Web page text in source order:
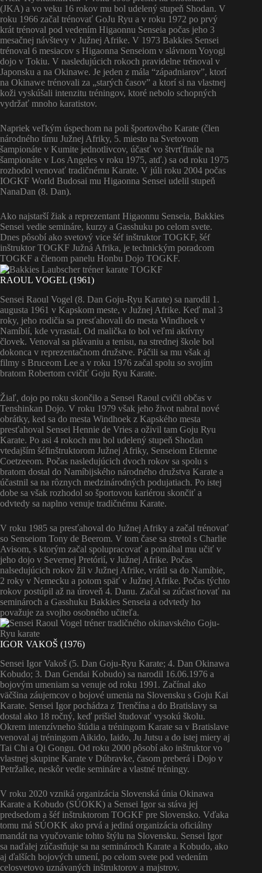
(JKA) a vo veku 16 rokov mu bol udelený stupeň Shodan. V
roku 1966 začal trénovať GoJu Ryu a v roku 1972 po prvý
krát trénoval pod vedením Higaonnu Senseia počas jeho 3
mesačnej návštevy v Južnej Afrike. V 1973 Bakkies Sensei
trénoval 6 mesiacov s Higaonna Senseiom v slávnom Yoyogi
dojo v Tokiu. V nasledujúcich rokoch pravidelne trénoval v
Japonsku a na Okinawe. Je jeden z mála “západniarov”, ktorí
na Okinawe trénovali za „starých časov” a ktorí si na vlastnej
koži vyskúšali intenzitu tréningov, ktoré nebolo schopných
vydržať mnoho karatistov.
Napriek veľkým úspechom na poli športového Karate (člen
národného tímu Južnej Afriky, 5. miesto na Svetovom
šampionáte v Kumite jednotlivcov, účasť vo štvrťfinále na
šampionáte v Los Angeles v roku 1975, atď.) sa od roku 1975
rozhodol venovať tradičnému Karate. V júli roku 2004 počas
IOGKF World Budosai mu Higaonna Sensei udelil stupeň
NanaDan (8. Dan).
Ako najstarší žiak a reprezentant Higaonnu Senseia, Bakkies
Sensei vedie semináre, kurzy a Gasshuku po celom svete.
Dnes pôsobí ako svetový vice šéf inštruktor TOGKF, šéf
inštruktor TOGKF Južná Afrika, je technickým poradcom
TOGKF a členom panelu Honbu Dojo TOGKF.
RAOUL VOGEL (1961)
Sensei Raoul Vogel (8. Dan Goju-Ryu Karate) sa narodil 1.
augusta 1961 v Kapskom meste, v Južnej Afrike. Keď mal 3
roky, jeho rodičia sa presťahovali do mesta Windhoek v
Namíbií, kde vyrastal. Od malička to bol veľmi aktívny
človek. Venoval sa plávaniu a tenisu, na strednej škole bol
dokonca v reprezentačnom družstve. Páčili sa mu však aj
filmy s Bruceom Lee a v roku 1976 začal spolu so svojím
bratom Robertom cvičiť Goju Ryu Karate.
Žiaľ, dojo po roku skončilo a Sensei Raoul cvičil občas v
Tenshinkan Dojo. V roku 1979 však jeho život nabral nové
obrátky, ked sa do mesta Windhoek z Kapského mesta
presťahoval Sensei Hennie de Vries a oživil tam Goju Ryu
Karate. Po asi 4 rokoch mu bol udelený stupeň Shodan
vtedajším šéfinštruktorom Južnej Afriky, Senseiom Etienne
Coetzeeom. Počas nasledujúcich dvoch rokov sa spolu s
bratom dostal do Namíbijského národného družstva Karate a
účastnil sa na rôznych medzinárodných podujatiach. Po istej
dobe sa však rozhodol so športovou kariérou skončiť a
odvtedy sa naplno venuje tradičnému Karate.
V roku 1985 sa presťahoval do Južnej Afriky a začal trénovať
so Senseiom Tony de Beerom. V tom čase sa stretol s Charlie
Avisom, s ktorým začal spolupracovať a pomáhal mu učiť v
jeho dojo v Severnej Pretórií, v Južnej Afrike. Počas
nalsedujúcich rokov žil v Južnej Afrike, vrátil sa do Namíbie,
2 roky v Nemecku a potom späť v Južnej Afrike. Počas týchto
rokov postúpil až na úroveň 4. Danu. Začal sa zúčasťnovať na
seminároch a Gasshuku Bakkies Senseia a odvtedy ho
považuje za svojho osobného učiteľa.
IGOR VAKOŠ (1976)
Sensei Igor Vakoš (5. Dan Goju-Ryu Karate; 4. Dan Okinawa
Kobudo; 3. Dan Gendai Kobudo) sa narodil 16.06.1976 a
bojovým umeniam sa venuje od roku 1991. Začínal ako
väčšina záujemcov o bojové umenia na Slovensku s Goju Kai
Karate. Sensei Igor pochádza z Trenčína a do Bratislavy sa
dostal ako 18 ročný, keď prišiel študovať vysokú školu.
Okrem intenzívneho štúdia a tréningom Karate sa v Bratislave
venoval aj tréningom Aikido, Iaido, Ju Jutsu a do istej miery aj
Tai Chi a Qi Gongu. Od roku 2000 pôsobí ako inštruktor vo
vlastnej skupine Karate v Dúbravke, časom preberá i Dojo v
Petržalke, neskôr vedie semináre a vlastné tréningy.
V roku 2020 vzniká organizácia Slovenská únia Okinawa
Karate a Kobudo (SÚOKK) a Sensei Igor sa stáva jej
predsedom a šéf inštruktorom TOGKF pre Slovensko. Vďaka
tomu má SÚOKK ako prvá a jediná organizácia oficiálny
mandát na vyučovanie tohto štýlu na Slovensku. Sensei Igor
sa naďalej zúčastňuje sa na seminároch Karate a Kobudo, ako
aj ďalších bojových umení, po celom svete pod vedením
celosvetovo uznávaných inštruktorov a majstrov.